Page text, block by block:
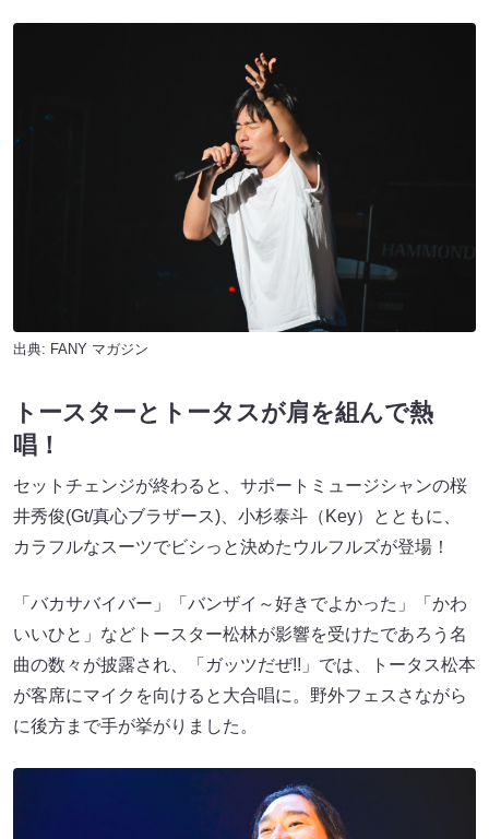
出典: FANY マガジン
トースターとトータスが肩を組んで熱
唱！
セットチェンジが終わると、サポートミュージシャンの桜
井秀俊(Gt/真心ブラザース)、小杉泰斗（Key）とともに、
カラフルなスーツでビシっと決めたウルフルズが登場！
「バカサバイバー」「バンザイ～好きでよかった」「かわ
いいひと」などトースター松林が影響を受けたであろう名
曲の数々が披露され、「ガッツだぜ!!」では、トータス松本
が客席にマイクを向けると大合唱に。野外フェスさながら
に後方まで手が挙がりました。